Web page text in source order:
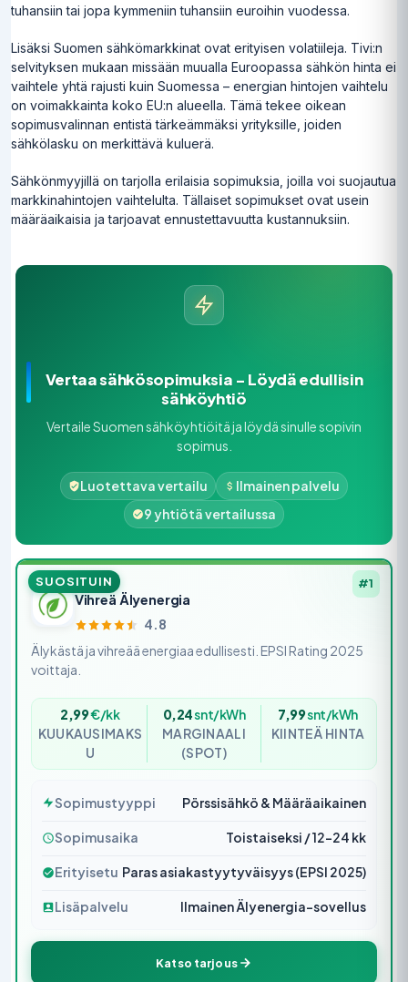
tuhansiin tai jopa kymmeniin tuhansiin euroihin vuodessa.
Lisäksi Suomen sähkömarkkinat ovat erityisen volatiileja. Tivi:n
selvityksen mukaan missään muualla Euroopassa sähkön hinta ei
vaihtele yhtä rajusti kuin Suomessa – energian hintojen vaihtelu
on voimakkainta koko EU:n alueella. Tämä tekee oikean
sopimusvalinnan entistä tärkeämmäksi yrityksille, joiden
sähkölasku on merkittävä kuluerä.
Sähkönmyyjillä on tarjolla erilaisia sopimuksia, joilla voi suojautua
markkinahintojen vaihtelulta. Tällaiset sopimukset ovat usein
määräaikaisia ja tarjoavat ennustettavuutta kustannuksiin.
Vertaa sähkösopimuksia – Löydä edullisin
sähköyhtiö
Vertaile Suomen sähköyhtiöitä ja löydä sinulle sopivin
sopimus.
Luotettava vertailu
Ilmainen palvelu
9 yhtiötä vertailussa
SUOSITUIN #1
Vihreä Älyenergia
4.8
Älykästä ja vihreää energiaa edullisesti. EPSI Rating 2025
voittaja.
2,99€/kk
KUUKAUSIMAKS
U
0,24snt/kWh
MARGINAALI
(SPOT)
7,99snt/kWh
KIINTEÄ HINTA
Sopimustyyppi Pörssisähkö & Määräaikainen
Sopimusaika Toistaiseksi / 12–24 kk
Erityisetu Paras asiakastyytyväisyys (EPSI 2025)
Lisäpalvelu Ilmainen Älyenergia-sovellus
Katso tarjous